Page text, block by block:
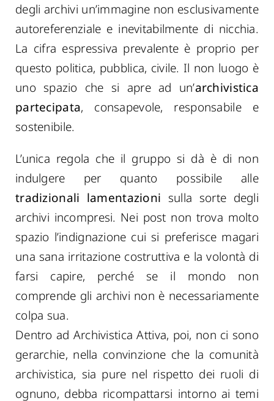
degli archivi un’immagine non esclusivamente
autoreferenziale e inevitabilmente di nicchia.
La cifra espressiva prevalente è proprio per
questo politica, pubblica, civile. Il non luogo è
uno spazio che si apre ad un’archivistica
partecipata, consapevole, responsabile e
sostenibile.
L’unica regola che il gruppo si dà è di non
indulgere per quanto possibile alle
tradizionali lamentazioni sulla sorte degli
archivi incompresi. Nei post non trova molto
spazio l’indignazione cui si preferisce magari
una sana irritazione costruttiva e la volontà di
farsi capire, perché se il mondo non
comprende gli archivi non è necessariamente
colpa sua.
Dentro ad Archivistica Attiva, poi, non ci sono
gerarchie, nella convinzione che la comunità
archivistica, sia pure nel rispetto dei ruoli di
ognuno, debba ricompattarsi intorno ai temi